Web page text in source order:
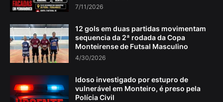
7/11/2026
12 gols em duas partidas movimentam
sequencia da 2ª rodada da Copa
Monteirense de Futsal Masculino
4/30/2026
Idoso investigado por estupro de
vulnerável em Monteiro, é preso pela
Polícia Civil